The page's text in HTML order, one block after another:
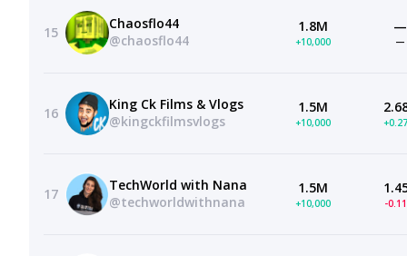
15
Chaosflo44
@chaosflo44
1.8M
+10,000
—
—
16
King Ck Films & Vlogs
@kingckfilmsvlogs
1.5M
+10,000
17
TechWorld with Nana
@techworldwithnana
1.5M
+10,000 -